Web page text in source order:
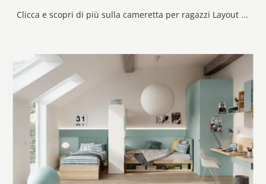
Clicca e scopri di più sulla cameretta per ragazzi Layout 08A! Le Camerette componibili Doimo Cityline ti attendono.